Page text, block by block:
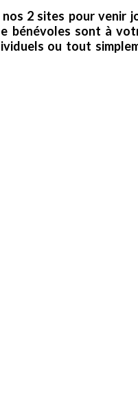
2 sites pour venir
bénévoles sont à
ou tout